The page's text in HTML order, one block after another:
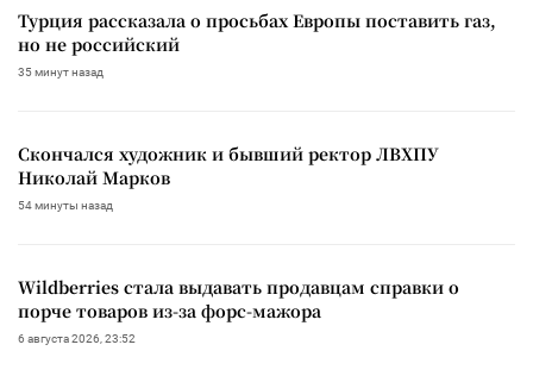
Турция рассказала о просьбах Европы поставить газ,
но не российский
35 минут назад
Скончался художник и бывший ректор ЛВХПУ
Николай Марков
54 минуты назад
Wildberries стала выдавать продавцам справки о
порче товаров из-за форс-мажора
6 августа 2026, 23:52